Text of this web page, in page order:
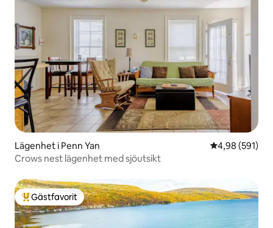
Lägenhet i Penn Yan 4,98 av 5 i
4,98 (591)
Crows nest lägenhet med sjöutsikt
Populär gästfavorit
Gästfavorit